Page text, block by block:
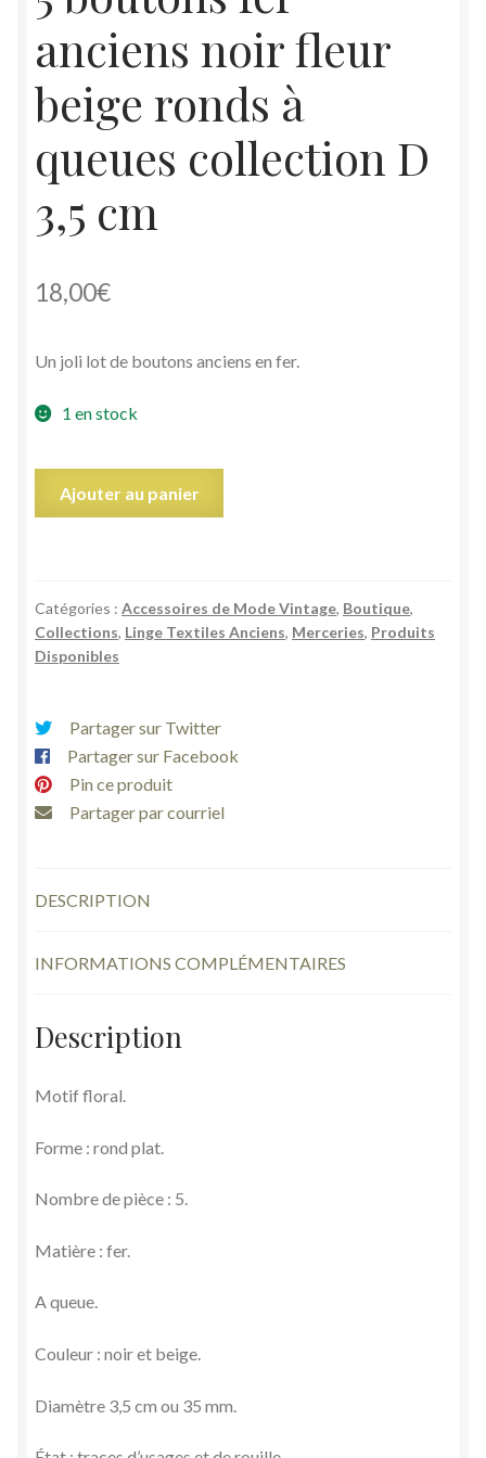
anciens noir fleur
beige ronds à
queues collection D
3,5 cm
18,00€
Un joli lot de boutons anciens en fer.
1 en stock
anciens
noir
ronds
à
queues
collection
Ajouter au panier
Catégories : Accessoires de Mode Vintage, Boutique,
Collections, Linge Textiles Anciens, Merceries, Produits
Disponibles
Partager sur Twitter
Partager sur Facebook
Pin ce produit
Partager par courriel
DESCRIPTION
INFORMATIONS COMPLÉMENTAIRES
Description
Motif floral.
Forme : rond plat.
Nombre de pièce : 5.
Matière : fer.
A queue.
Couleur : noir et beige.
Diamètre 3,5 cm ou 35 mm.